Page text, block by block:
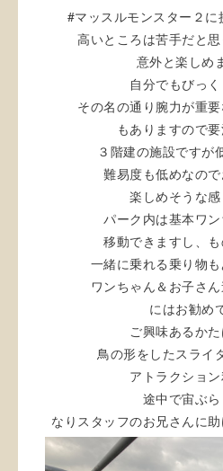
#マッスルモンスター２に
高いところは苦手だと
意外と楽しめ
自分でもびっく
その名の通り腕力が重
もありますので要
３階建の施設ですが
難易度も低めなの
楽しめそうな感
パーク内は基本ワ
移動できますし、
一緒に乗れる乗り物
ワンちゃん＆お子さ
にはお勧め
ご興味あるかた
鳥の形をしたスライ
アトラクション
途中で宙ぶら
なりスタッフのお兄さんに助